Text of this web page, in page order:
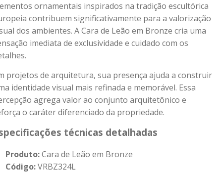
ornamentais inspirados na tradição escultórica
contribuem significativamente para a valorização
dos ambientes. A Cara de Leão em Bronze cria uma
imediata de exclusividade e cuidado com os
projetos de arquitetura, sua presença ajuda a construir
identidade visual mais refinada e memorável. Essa
agrega valor ao conjunto arquitetônico e
o caráter diferenciado da propriedade.
técnicas detalhadas
Produto:Cara de Leão em Bronze
Código:VRBZ324L